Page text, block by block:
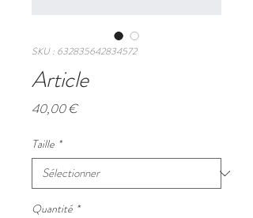
SKU : 632835642834572
Article
40,00 €Prix
Taille *
Quantité *